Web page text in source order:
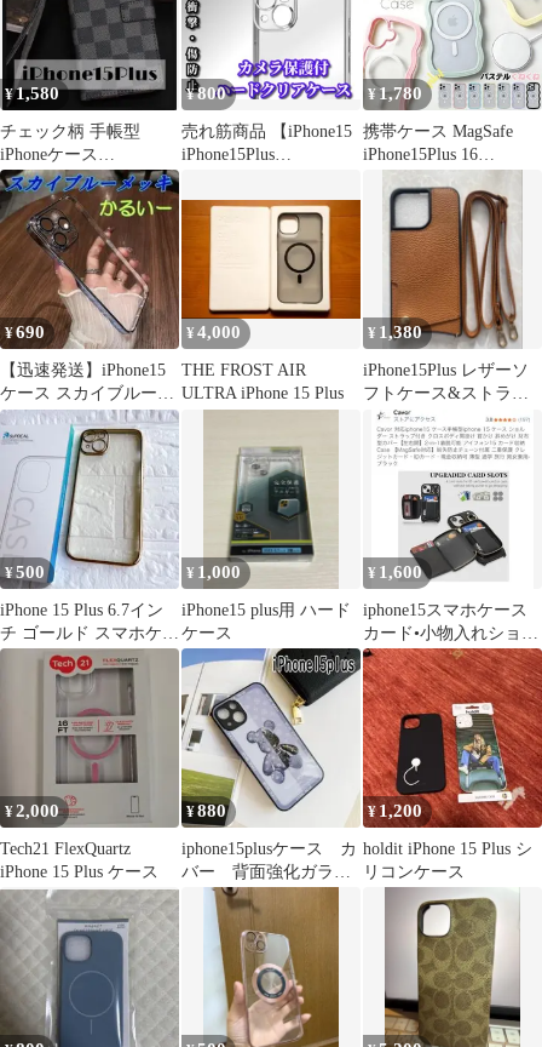
¥1,580
チェック柄 手帳型
iPhoneケース
iPhone15Plus ブラック
¥800
売れ筋商品 【iPhone15
iPhone15Plus
iPhone15ProMax】★新
品☆超軽量 超クリア☆
耐衝撃カメラ保護付ハ
ードクリアケース
¥1,780
携帯ケース MagSafe
iPhone15Plus 16
iPhone17ケース 未使用
クリア 透明 韓国 うね
うね アイフォン14 カバ
ー スマホケース 携帯
アイホンxkxiaoz408
¥690
【迅速発送】iPhone15
ケース スカイブルー
クリア 03
¥4,000
THE FROST AIR
ULTRA iPhone 15 Plus
¥ 1,380
iPhone15Plus レザーソ
フトケース&ストラッ
プセット ブラウン茶色
¥500
iPhone 15 Plus 6.7イン
チ ゴールド スマホケー
ス
¥ 1,000
iPhone15 plus用 ハード
ケース
¥ 1,600
iphone15スマホケース
カード•小物入れショル
ダーストラップ付き
¥2,000
Tech21 FlexQuartz
iPhone 15 Plus ケース
¥880
iphone15plusケース カ
バー 背面強化ガラス
璃熊
¥ 1,200
holdit iPhone 15 Plus シ
リコンケース